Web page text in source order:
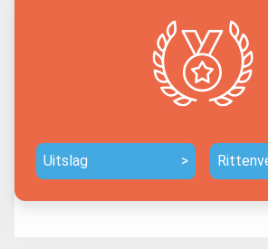
Uitslag >